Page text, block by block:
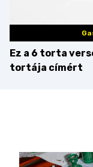
Ez a 6 torta
tortája címért